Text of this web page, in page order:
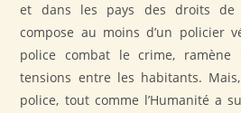
et dans les pays des droits de
compose au moins d’un policier
police combat le crime, ramène
tensions entre les habitants.
police, tout comme l’Humanité a